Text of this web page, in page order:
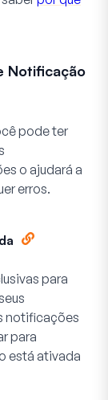
Notificação
pode ter
o ajudará a
erros.
para
notificações
para
está ativada